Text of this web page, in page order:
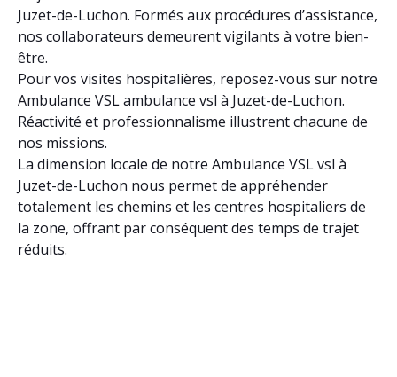
Juzet-de-Luchon. Formés aux procédures d’assistance,
nos collaborateurs demeurent vigilants à votre bien-
être.
Pour vos visites hospitalières, reposez-vous sur notre
Ambulance VSL ambulance vsl à Juzet-de-Luchon.
Réactivité et professionnalisme illustrent chacune de
nos missions.
La dimension locale de notre Ambulance VSL vsl à
Juzet-de-Luchon nous permet de appréhender
totalement les chemins et les centres hospitaliers de
la zone, offrant par conséquent des temps de trajet
réduits.